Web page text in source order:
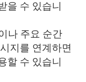
을 수 있습니
나 주요 순간
지를 연계하면
할 수 있습니